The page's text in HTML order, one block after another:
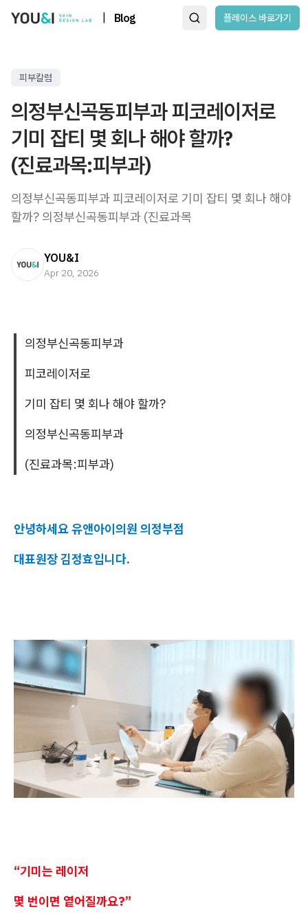
Blog 플레이스 바로가기
피부칼럼
의정부신곡동피부과 피코레이저로
기미 잡티 몇 회나 해야 할까?
(진료과목:피부과)
의정부신곡동피부과 피코레이저로 기미 잡티 몇 회나 해야
할까? 의정부신곡동피부과 (진료과목
YOU&I
Apr 20, 2026
의정부신곡동피부과
피코레이저로
기미 잡티 몇 회나 해야 할까?
의정부신곡동피부과
(진료과목:피부과)
안녕하세요 유앤아이의원 의정부점
대표원장 김정효입니다.
“기미는 레이저
몇 번이면 옅어질까요?”